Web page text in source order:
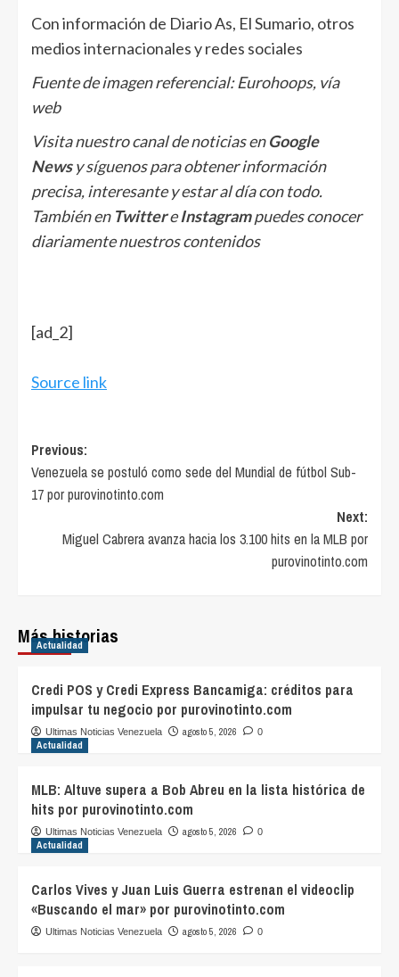
Con información de Diario As, El Sumario, otros
medios internacionales y redes sociales
Fuente de imagen referencial: Eurohoops, vía
web
Visita nuestro canal de noticias enGoogle
Newsy síguenos para obtener información
precisa, interesante y estar al día con todo.
También en TwittereInstagrampuedes conocer
diariamente nuestros contenidos
[ad_2]
Source link
Post
navigation
Previous:
Venezuela se postuló como sede del Mundial de fútbol Sub-
17 por purovinotinto.com
Next:
Miguel Cabrera avanza hacia los 3.100 hits en la MLB por
purovinotinto.com
Más historias
Actualidad
Credi POS y Credi Express Bancamiga: créditos para
impulsar tu negocio por purovinotinto.com
Ultimas Noticias Venezuela agosto 5, 2026 0
Actualidad
MLB: Altuve supera a Bob Abreu en la lista histórica de
hits por purovinotinto.com
Ultimas Noticias Venezuela agosto 5, 2026 0
Actualidad
Carlos Vives y Juan Luis Guerra estrenan el videoclip
«Buscando el mar» por purovinotinto.com
Ultimas Noticias Venezuela agosto 5, 2026 0